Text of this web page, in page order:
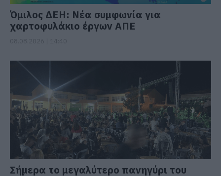
Όμιλος ΔΕΗ: Νέα συμφωνία για
χαρτοφυλάκιο έργων ΑΠΕ
Σήμερα το μεγαλύτερο πανηγύρι του